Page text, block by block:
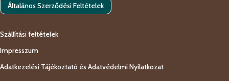
Általános Szerződési Feltételek
Szállítási feltételek
Impresszum
Adatkezelési Tájékoztató és Adatvédelmi Nyilatkozat